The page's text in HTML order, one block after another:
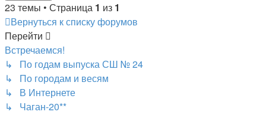
23 темы • Страница 1 из 1
Вернуться к списку форумов
Перейти
Встречаемся!
↳ По годам выпуска СШ № 24
↳ По городам и весям
↳ В Интернете
↳ Чаган-20**